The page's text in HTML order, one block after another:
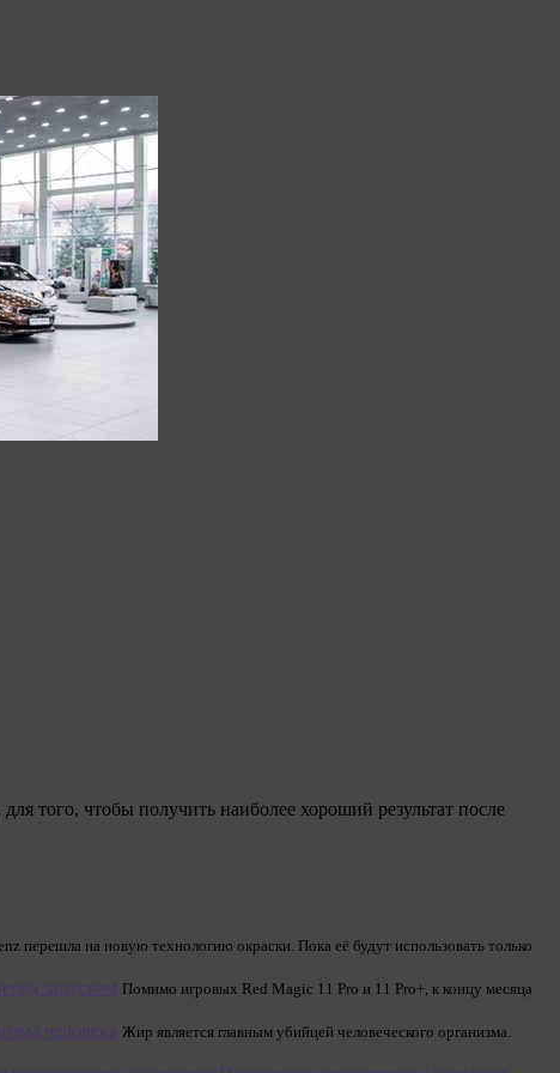
того, чтобы получить наиболее хороший результат после
перешла на новую технологию окраски. Пока её будут использовать только
запуском Помимо игровых Red Magic 11 Pro и 11 Pro+, к концу месяца
человека Жир является главным убийцей человеческого организма.